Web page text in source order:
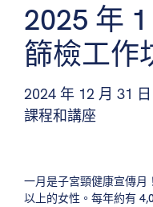
2025 年
篩檢工作
2024 年 12 月 31 日
課程和講座
一月是子宮頸健康宣傳月
以上的女性。每年約有